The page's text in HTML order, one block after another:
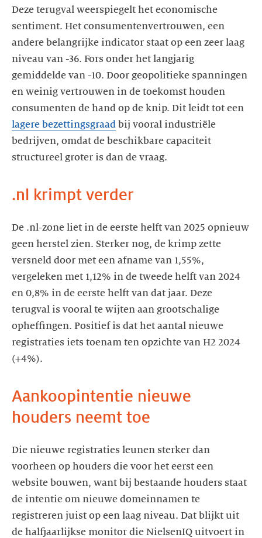
Deze terugval weerspiegelt het economische
sentiment. Het consumentenvertrouwen, een
andere belangrijke indicator staat op een zeer laag
niveau van -36. Fors onder het langjarig
gemiddelde van -10. Door geopolitieke spanningen
en weinig vertrouwen in de toekomst houden
consumenten de hand op de knip. Dit leidt tot een
lagere bezettingsgraad bij vooral industriële
bedrijven, omdat de beschikbare capaciteit
structureel groter is dan de vraag.
.nl krimpt verder
De .nl-zone liet in de eerste helft van 2025 opnieuw
geen herstel zien. Sterker nog, de krimp zette
versneld door met een afname van 1,55%,
vergeleken met 1,12% in de tweede helft van 2024
en 0,8% in de eerste helft van dat jaar. Deze
terugval is vooral te wijten aan grootschalige
opheffingen. Positief is dat het aantal nieuwe
registraties iets toenam ten opzichte van H2 2024
(+4%).
Aankoopintentie nieuwe
houders neemt toe
Die nieuwe registraties leunen sterker dan
voorheen op houders die voor het eerst een
website bouwen, want bij bestaande houders staat
de intentie om nieuwe domeinnamen te
registreren juist op een laag niveau. Dat blijkt uit
de halfjaarlijkse monitor die NielsenIQ uitvoert in